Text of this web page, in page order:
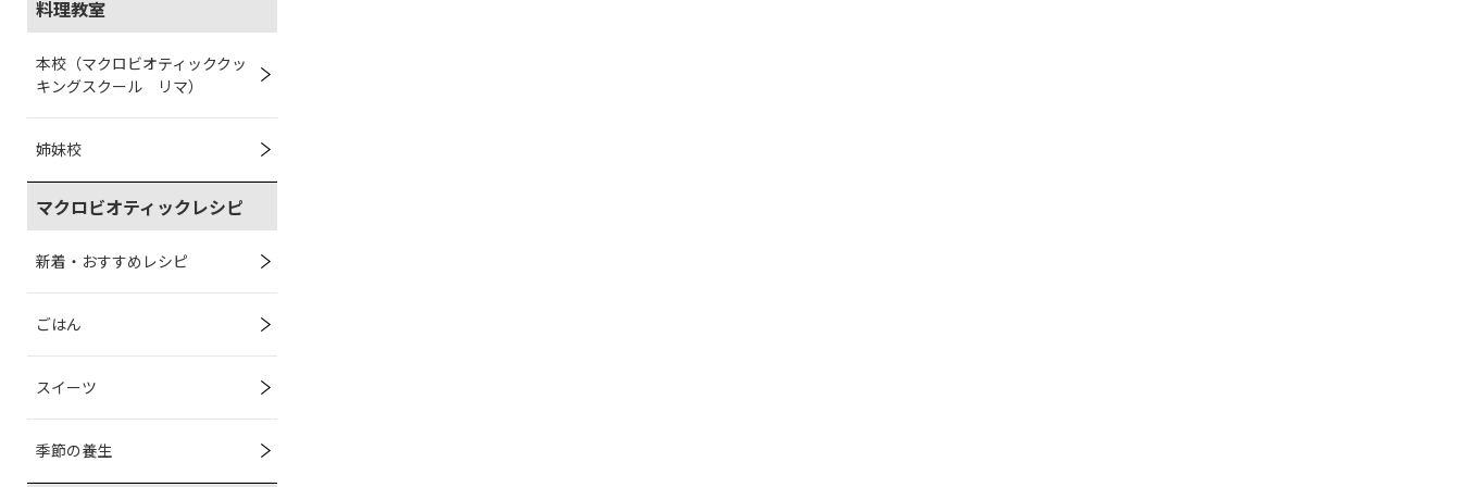
料理教室
本校（マクロビオティッククッ
キングスクール リマ）
姉妹校
マクロビオティックレシピ
新着・おすすめレシピ
ごはん
スイーツ
季節の養生